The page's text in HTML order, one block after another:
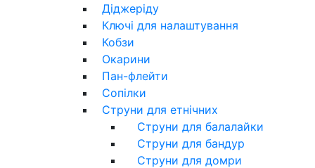
Діджеріду
Ключі для налаштування
Кобзи
Окарини
Пан-флейти
Сопілки
Струни для етнічних
Струни для балалайки
Струни для бандур
Струни для домри